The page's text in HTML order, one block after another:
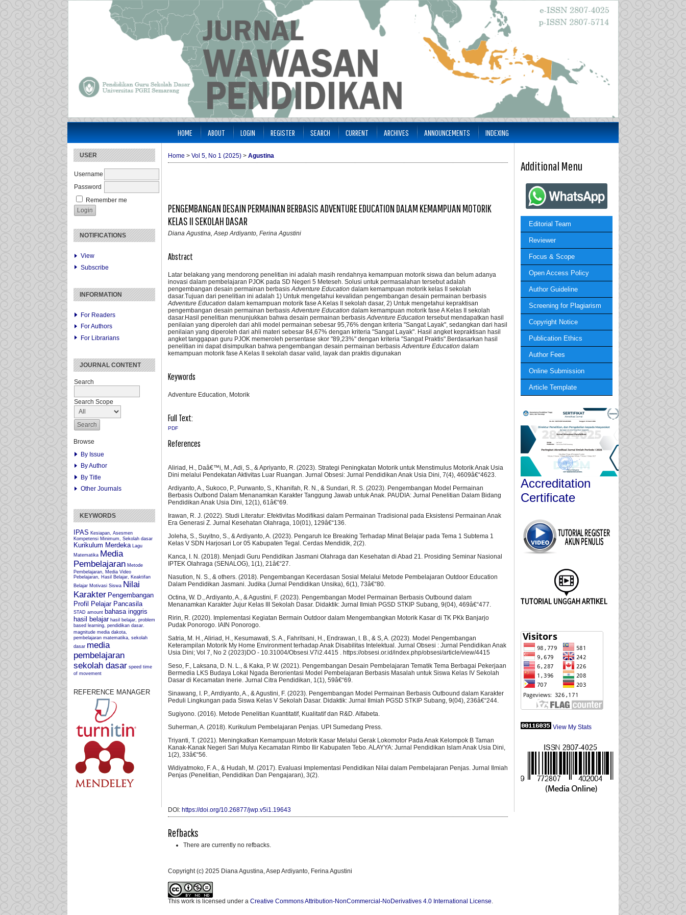
USER
Username
Password
Remember me
NOTIFICATIONS
View
Subscribe
INFORMATION
For Readers
For Authors
For Librarians
JOURNAL CONTENT
Search
Search Scope
Browse
By Issue
By Author
By Title
Other Journals
KEYWORDS
IPAS Kesiapan, Asesmen
Kompetensi Minimum, Sekolah dasar
Kurikulum Merdeka Lagu
Matematika Media
Pembelajaran Metode
Pembelajaran, Media Video
Pebelajaran, Hasil Belajar, Keaktifan
Belajar Motivasi Siswa Nilai
Karakter Pengembangan
Profil Pelajar Pancasila
STAD amount bahasa inggris
hasil belajar hasil belajar, problem
based learning, pendidikan dasar.
magnitude media dakota,
pembelajaran matematika, sekolah
dasar media
pembelajaran
sekolah dasar speed time
of movement
REFERENCE MANAGER
Additional Menu
Editorial Team
Reviewer
Focus & Scope
Open Access Policy
Author Guideline
Screening for Plagiarism
Copyright Notice
Publication Ethics
Author Fees
Online Submission
Article Template
Accreditation
Certificate
View My Stats
HOME ABOUT LOGIN REGISTER SEARCH CURRENT ARCHIVES ANNOUNCEMENTS INDEXING
Home > Vol 5, No 1 (2025) > Agustina
PENGEMBANGAN DESAIN PERMAINAN BERBASIS ADVENTURE EDUCATION DALAM KEMAMPUAN MOTORIK
KELAS II SEKOLAH DASAR
Diana Agustina, Asep Ardiyanto, Ferina Agustini
Abstract
Latar belakang yang mendorong penelitian ini adalah masih rendahnya kemampuan motorik siswa dan belum adanya
inovasi dalam pembelajaran PJOK pada SD Negeri 5 Meteseh. Solusi untuk permasalahan tersebut adalah
pengembangan desain permainan berbasisAdventure Education dalam kemampuan motorik kelas II sekolah
dasar.Tujuan dari penelitian ini adalah 1) Untuk mengetahui kevalidan pengembangan desain permainan berbasis
Adventure Education dalam kemampuan motorik fase A Kelas II sekolah dasar, 2) Untuk mengetahui kepraktisan
pengembangan desain permainan berbasisAdventure Education dalam kemampuan motorik fase A Kelas II sekolah
dasar.Hasil penelitian menunjukkan bahwa desain permainan berbasisAdventure Education tersebut mendapatkan hasil
penilaian yang diperoleh dari ahli model permainan sebesar 95,76% dengan kriteria "Sangat Layak", sedangkan dari hasil
penilaian yang diperoleh dari ahli materi sebesar 84,67% dengan kriteria "Sangat Layak". Hasil angket kepraktisan hasil
angket tanggapan guru PJOK memeroleh persentase skor "89,23%" dengan kriteria "Sangat Praktis".Berdasarkan hasil
penelitian ini dapat disimpulkan bahwa pengembangan desain permainan berbasisAdventure Education dalam
kemampuan motorik fase A Kelas II sekolah dasar valid, layak dan praktis digunakan
Keywords
Adventure Education, Motorik
Full Text:
PDF
References
Aliriad, H., Daâ€™i, M., Adi, S., & Apriyanto, R. (2023). Strategi Peningkatan Motorik untuk Menstimulus Motorik Anak Usia
Dini melalui Pendekatan Aktivitas Luar Ruangan. Jurnal Obsesi: Jurnal Pendidikan Anak Usia Dini, 7(4), 4609â€“4623.
Ardiyanto, A., Sukoco, P., Purwanto, S., Khanifah, R. N., & Sundari, R. S. (2023). Pengembangan Model Permainan
Berbasis Outbond Dalam Menanamkan Karakter Tanggung Jawab untuk Anak. PAUDIA: Jurnal Penelitian Dalam Bidang
Pendidikan Anak Usia Dini, 12(1), 61â€“69.
Irawan, R. J. (2022). Studi Literatur: Efektivitas Modifikasi dalam Permainan Tradisional pada Eksistensi Permainan Anak
Era Generasi Z. Jurnal Kesehatan Olahraga, 10(01), 129â€“136.
Joleha, S., Suyitno, S., & Ardiyanto, A. (2023). Pengaruh Ice Breaking Terhadap Minat Belajar pada Tema 1 Subtema 1
Kelas V SDN Harjosari Lor 05 Kabupaten Tegal. Cerdas Mendidik, 2(2).
Kanca, I. N. (2018). Menjadi Guru Pendidikan Jasmani Olahraga dan Kesehatan di Abad 21. Prosiding Seminar Nasional
IPTEK Olahraga (SENALOG), 1(1), 21â€“27.
Nasution, N. S., & others. (2018). Pengembangan Kecerdasan Sosial Melalui Metode Pembelajaran Outdoor Education
Dalam Pendidikan Jasmani. Judika (Jurnal Pendidikan Unsika), 6(1), 73â€“80.
Octina, W. D., Ardiyanto, A., & Agustini, F. (2023). Pengembangan Model Permainan Berbasis Outbound dalam
Menanamkan Karakter Jujur Kelas III Sekolah Dasar. Didaktik: Jurnal Ilmiah PGSD STKIP Subang, 9(04), 469â€“477.
Ririn, R. (2020). Implementasi Kegiatan Bermain Outdoor dalam Mengembangkan Motorik Kasar di TK PKk Banjarjo
Pudak Ponorogo. IAIN Ponorogo.
Satria, M. H., Aliriad, H., Kesumawati, S. A., Fahritsani, H., Endrawan, I. B., & S, A. (2023). Model Pengembangan
Keterampilan Motorik My Home Environment terhadap Anak Disabilitas Intelektual. Jurnal Obsesi : Jurnal Pendidikan Anak
Usia Dini; Vol 7, No 2 (2023)DO - 10.31004/Obsesi.V7i2.4415 . https://obsesi.or.id/index.php/obsesi/article/view/4415
Seso, F., Laksana, D. N. L., & Kaka, P. W. (2021). Pengembangan Desain Pembelajaran Tematik Tema Berbagai Pekerjaan
Bermedia LKS Budaya Lokal Ngada Berorientasi Model Pembelajaran Berbasis Masalah untuk Siswa Kelas IV Sekolah
Dasar di Kecamatan Inerie. Jurnal Citra Pendidikan, 1(1), 59â€“69.
Sinawang, I. P., Arrdiyanto, A., & Agustini, F. (2023). Pengembangan Model Permainan Berbasis Outbound dalam Karakter
Peduli Lingkungan pada Siswa Kelas V Sekolah Dasar. Didaktik: Jurnal Ilmiah PGSD STKIP Subang, 9(04), 236â€“244.
Sugiyono. (2016). Metode Penelitian Kuantitatif, Kualitatif dan R&D. Alfabeta.
Suherman, A. (2018). Kurikulum Pembelajaran Penjas. UPI Sumedang Press.
Triyanti, T. (2021). Meningkatkan Kemampuan Motorik Kasar Melalui Gerak Lokomotor Pada Anak Kelompok B Taman
Kanak-Kanak Negeri Sari Mulya Kecamatan Rimbo Ilir Kabupaten Tebo. ALAYYA: Jurnal Pendidikan Islam Anak Usia Dini,
1(2), 33â€“56.
Widiyatmoko, F. A., & Hudah, M. (2017). Evaluasi Implementasi Pendidikan Nilai dalam Pembelajaran Penjas. Jurnal Ilmiah
Penjas (Penelitian, Pendidikan Dan Pengajaran), 3(2).
DOI: https://doi.org/10.26877/jwp.v5i1.19643
Refbacks
There are currently no refbacks.
Copyright (c) 2025 Diana Agustina, Asep Ardiyanto, Ferina Agustini
This work is licensed under a Creative Commons Attribution-NonCommercial-NoDerivatives 4.0 International License.